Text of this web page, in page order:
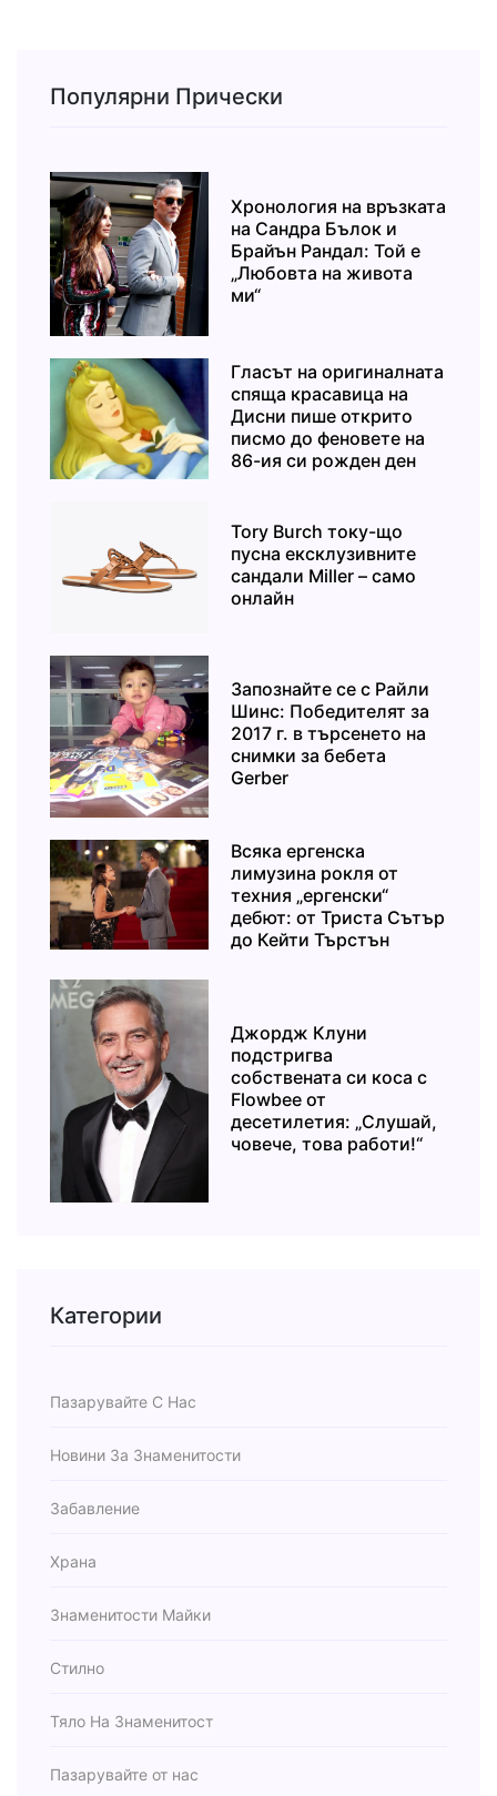
Популярни Прически
Хронология на връзката
на Сандра Бълок и
Брайън Рандал: Той е
„Любовта на живота
ми“
Гласът на оригиналната
спяща красавица на
Дисни пише открито
писмо до феновете на
86-ия си рожден ден
Tory Burch току-що
пусна ексклузивните
сандали Miller – само
онлайн
Запознайте се с Райли
Шинс: Победителят за
2017 г. в търсенето на
снимки за бебета
Gerber
Всяка ергенска
лимузина рокля от
техния „ергенски“
дебют: от Триста Сътър
до Кейти Търстън
Джордж Клуни
подстригва
собствената си коса с
Flowbee от
десетилетия: „Слушай,
човече, това работи!“
Категории
Пазарувайте С Нас
Новини За Знаменитости
Забавление
Храна
Знаменитости Майки
Стилно
Тяло На Знаменитост
Пазарувайте от нас